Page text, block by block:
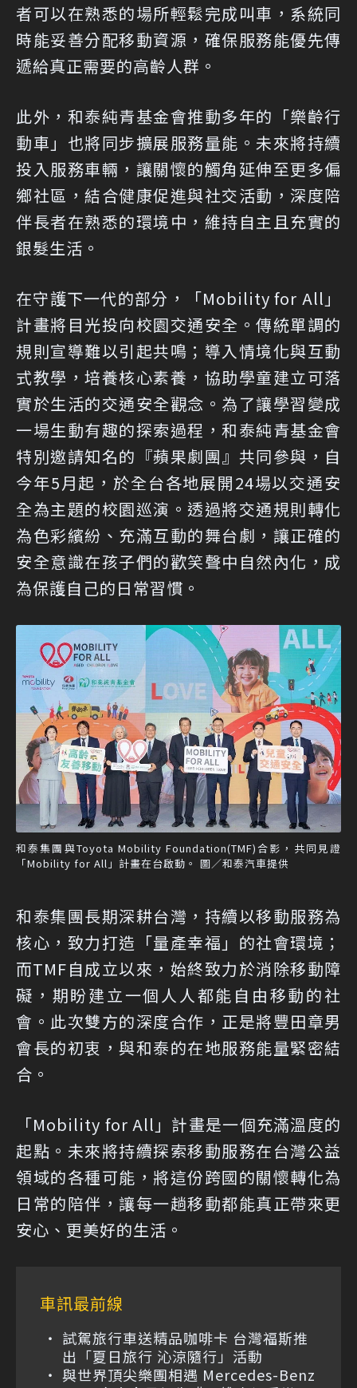
者可以在熟悉的場所輕鬆完成叫車，系統同
時能妥善分配移動資源，確保服務能優先傳
遞給真正需要的高齡人群。
此外，和泰純青基金會推動多年的「樂齡行
動車」也將同步擴展服務量能。未來將持續
投入服務車輛，讓關懷的觸角延伸至更多偏
鄉社區，結合健康促進與社交活動，深度陪
伴長者在熟悉的環境中，維持自主且充實的
銀髮生活。
在守護下一代的部分，「Mobility for All」
計畫將目光投向校園交通安全。傳統單調的
規則宣導難以引起共鳴；導入情境化與互動
式教學，培養核心素養，協助學童建立可落
實於生活的交通安全觀念。為了讓學習變成
一場生動有趣的探索過程，和泰純青基金會
特別邀請知名的『蘋果劇團』共同參與，自
今年5月起，於全台各地展開24場以交通安
全為主題的校園巡演。透過將交通規則轉化
為色彩繽紛、充滿互動的舞台劇，讓正確的
安全意識在孩子們的歡笑聲中自然內化，成
為保護自己的日常習慣。
和泰集團與Toyota Mobility Foundation(TMF)合影，共同見證
「Mobility for All」計畫在台啟動。 圖／和泰汽車提供
和泰集團長期深耕台灣，持續以移動服務為
核心，致力打造「量產幸福」的社會環境；
而TMF自成立以來，始終致力於消除移動障
礙，期盼建立一個人人都能自由移動的社
會。此次雙方的深度合作，正是將豐田章男
會長的初衷，與和泰的在地服務能量緊密結
合。
「Mobility for All」計畫是一個充滿溫度的
起點。未來將持續探索移動服務在台灣公益
領域的各種可能，將這份跨國的關懷轉化為
日常的陪伴，讓每一趟移動都能真正帶來更
安心、更美好的生活。
車訊最前線
試駕旅行車送精品咖啡卡 台灣福斯推
出「夏日旅行 沁涼隨行」活動
與世界頂尖樂團相遇 Mercedes-Benz